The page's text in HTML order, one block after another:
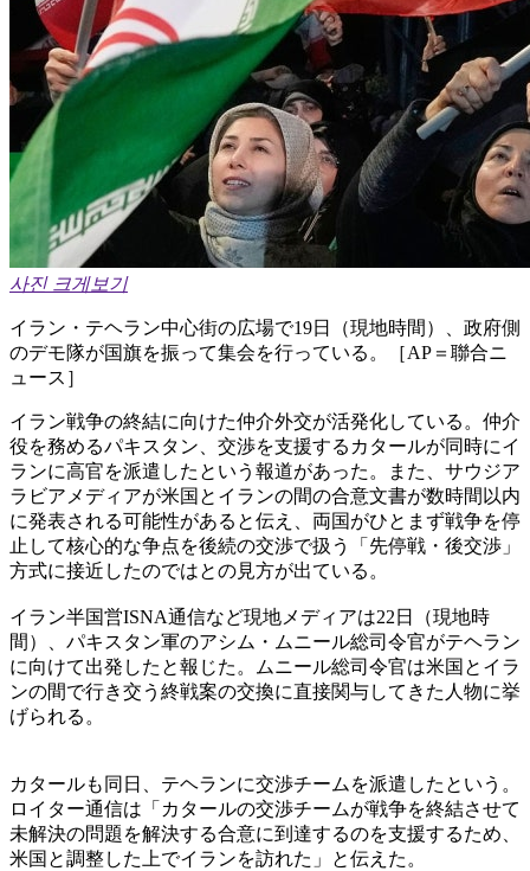
사진 크게보기
イラン・テヘラン中心街の広場で19日（現地時間）、政府側
のデモ隊が国旗を振って集会を行っている。［AP＝聯合ニ
ュース］
イラン戦争の終結に向けた仲介外交が活発化している。仲介
役を務めるパキスタン、交渉を支援するカタールが同時にイ
ランに高官を派遣したという報道があった。また、サウジア
ラビアメディアが米国とイランの間の合意文書が数時間以内
に発表される可能性があると伝え、両国がひとまず戦争を停
止して核心的な争点を後続の交渉で扱う「先停戦・後交渉」
方式に接近したのではとの見方が出ている。
イラン半国営ISNA通信など現地メディアは22日（現地時
間）、パキスタン軍のアシム・ムニール総司令官がテヘラン
に向けて出発したと報じた。ムニール総司令官は米国とイラ
ンの間で行き交う終戦案の交換に直接関与してきた人物に挙
げられる。
カタールも同日、テヘランに交渉チームを派遣したという。
ロイター通信は「カタールの交渉チームが戦争を終結させて
未解決の問題を解決する合意に到達するのを支援するため、
米国と調整した上でイランを訪れた」と伝えた。